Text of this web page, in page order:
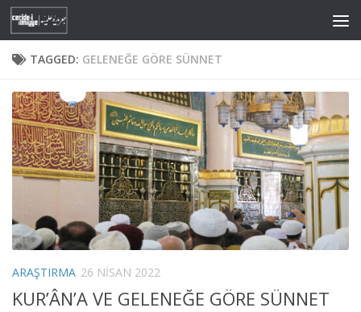
Skip to content
TAGGED: GELENEĞE GÖRE SÜNNET
ARAŞTIRMA 26 NISAN 2022
KUR’ÂN’A VE GELENEĞE GÖRE SÜNNET